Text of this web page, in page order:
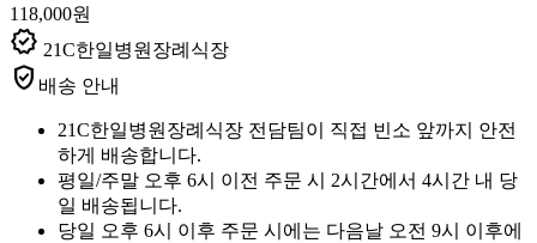
118,000원
verified 21C한일병원장례식장
verified_user 배송 안내
21C한일병원장례식장 전담팀이 직접 빈소 앞까지 안전
하게 배송합니다.
평일/주말 오후 6시 이전 주문 시 2시간에서 4시간 내 당
일 배송됩니다.
당일 오후 6시 이후 주문 시에는 다음날 오전 9시 이후에